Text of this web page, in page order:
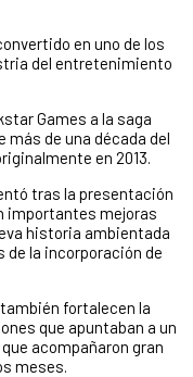
en uno de los
del entretenimiento
Games a la saga
más de una década del
en 2013.
tras la presentación
importantes mejoras
historia ambientada
de la incorporación de
fortalecen la
que apuntaban a un
acompañaron gran
meses.